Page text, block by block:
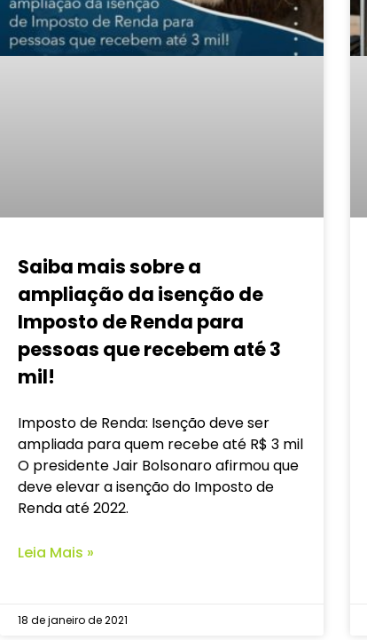
Saiba mais sobre a
ampliação da isenção de
Imposto de Renda para
pessoas que recebem até 3
mil!
Imposto de Renda: Isenção deve ser
ampliada para quem recebe até R$ 3 mil
O presidente Jair Bolsonaro afirmou que
deve elevar a isenção do Imposto de
Renda até 2022.
Leia Mais »
18 de janeiro de 2021